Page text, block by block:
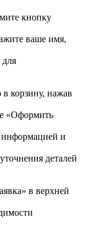
кнопку
ваше имя,
корзину, нажав
«Оформить
информацией и
деталей
в верхней